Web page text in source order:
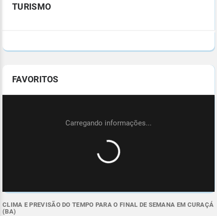
TURISMO
FAVORITOS
CLIMA E PREVISÃO DO TEMPO PARA O FINAL DE SEMANA EM CURAÇÁ
(BA)